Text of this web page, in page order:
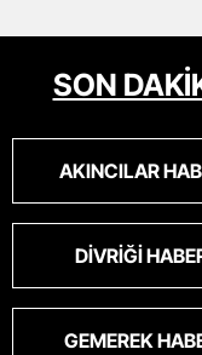
SON
AKINCILAR
DIVRIĞI
GEMEREK